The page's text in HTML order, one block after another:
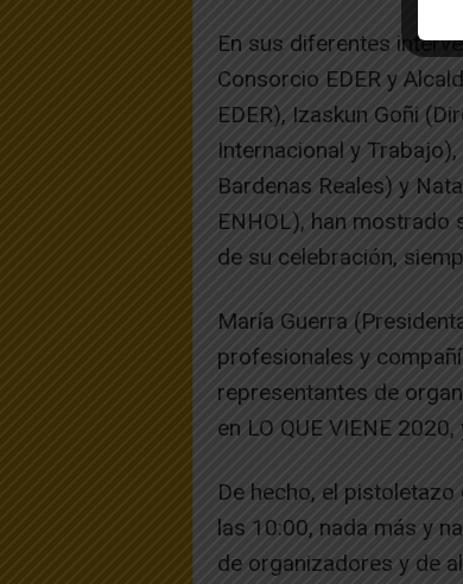
En sus diferentes
Consorcio EDER y
EDER), Izaskun Goñi
Internacional y
Bardenas Reales) y
ENHOL), han mostrado
de su celebración,
María Guerra
profesionales y
representantes de
en LO QUE VIENE
De hecho, el
las 10:00, nada más y
de organizadores y de